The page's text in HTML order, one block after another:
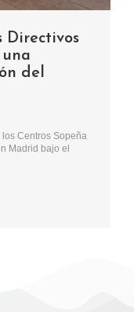
Directivos
del
Centros Sopeña
Madrid bajo el